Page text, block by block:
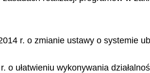
r. o zmianie ustawy o systemie
o ułatwieniu wykonywania